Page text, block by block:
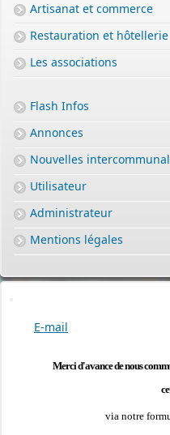
Artisanat et commerce
Restauration et hôtellerie
Les associations
Flash Infos
Annonces
Nouvelles
Utilisateur
Administrateur
Mentions légales
E-mail
Merci d'avance de nous
via notre